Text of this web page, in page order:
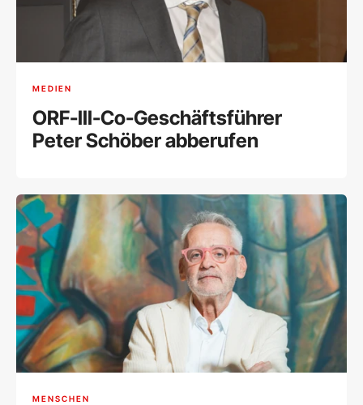
MEDIEN
ORF-III-Co-Geschäftsführer
Peter Schöber abberufen
MENSCHEN